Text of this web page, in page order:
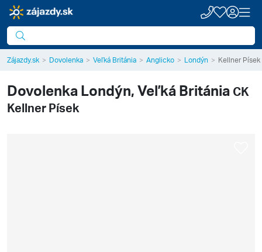
Zájazdy.sk Dovolenka Veľká Británia Anglicko Londýn Kellner Písek
Dovolenka Londýn, Veľká Británia CK
Kellner Písek